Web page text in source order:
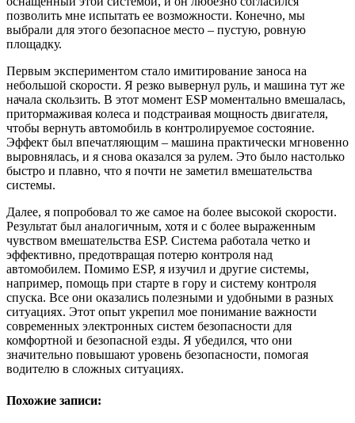
позволить мне испытать ее возможности. Конечно, мы
выбрали для этого безопасное место – пустую, ровную
площадку.
Первым экспериментом стало имитирование заноса на
небольшой скорости. Я резко вывернул руль, и машина тут же
начала скользить. В этот момент ESP моментально вмешалась,
притормаживая колеса и подстраивая мощность двигателя,
чтобы вернуть автомобиль в контролируемое состояние.
Эффект был впечатляющим – машина практически мгновенно
выровнялась, и я снова оказался за рулем. Это было настолько
быстро и плавно, что я почти не заметил вмешательства
системы.
Далее, я попробовал то же самое на более высокой скорости.
Результат был аналогичным, хотя и с более выраженным
чувством вмешательства ESP. Система работала четко и
эффективно, предотвращая потерю контроля над
автомобилем. Помимо ESP, я изучил и другие системы,
например, помощь при старте в гору и систему контроля
спуска. Все они оказались полезными и удобными в разных
ситуациях. Этот опыт укрепил мое понимание важности
современных электронных систем безопасности для
комфортной и безопасной езды. Я убедился, что они
значительно повышают уровень безопасности, помогая
водителю в сложных ситуациях.
Похожие записи: